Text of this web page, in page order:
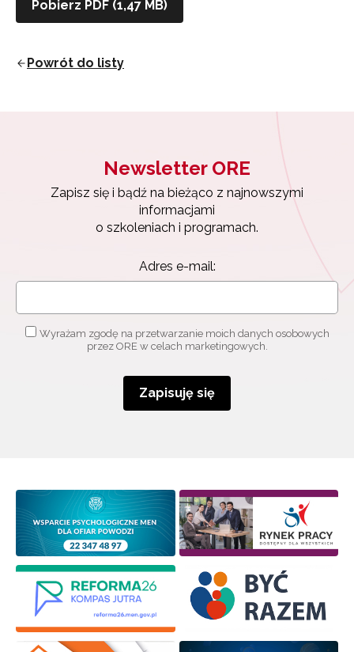
Pobierz PDF (1,47 MB)
Powrót do listy
Newsletter ORE
Zapisz się i bądź na bieżąco z najnowszymi
informacjami
o szkoleniach i programach.
Adres e-mail:
Wyrażam zgodę na przetwarzanie moich danych osobowych
przez ORE w celach marketingowych.
Zapisuję się
Zapisz się i bądź na bieżąco z najnowszymi
Adres e-mail:
Wyrażam zgodę na przetwarzanie moich danych
Zapisuję się